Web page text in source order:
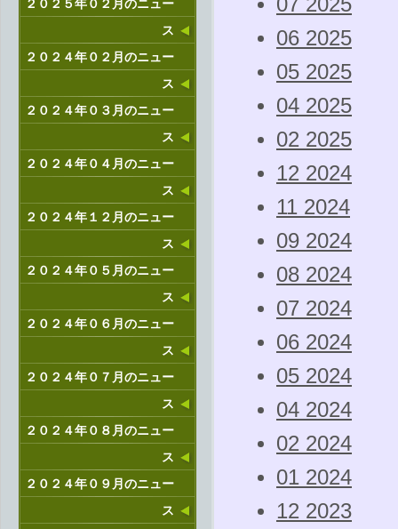
２０２５年０２月のニュー
ス
２０２４年０２月のニュー
ス
２０２４年０３月のニュー
ス
２０２４年０４月のニュー
ス
２０２４年１２月のニュー
ス
２０２４年０５月のニュー
ス
２０２４年０６月のニュー
ス
２０２４年０７月のニュー
ス
２０２４年０８月のニュー
ス
２０２４年０９月のニュー
ス
06 2025
05 2025
04 2025
02 2025
12 2024
11 2024
09 2024
08 2024
07 2024
06 2024
05 2024
04 2024
02 2024
01 2024
12 2023